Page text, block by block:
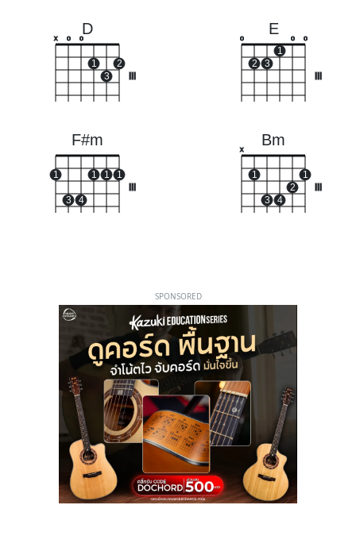
D
x o o
1
3
2
E
o
2 3
1
o o
F#m
1
3 4
1 1 1
Bm
x
1
3 4
2
1
SPONSORED